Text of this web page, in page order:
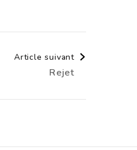
Article suivant
Rejet